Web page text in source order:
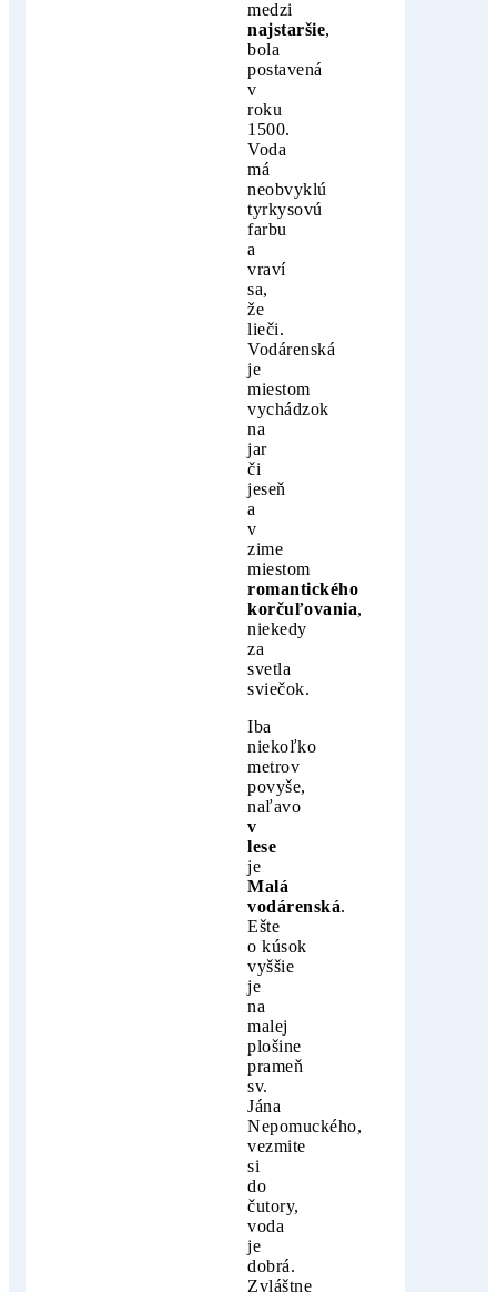
medzi
najstaršie,
bola
postavená
v
roku
1500.
Voda
má
neobvyklú
tyrkysovú
farbu
a
vraví
sa,
že
lieči.
Vodárenská
je
miestom
vychádzok
na
jar
či
jeseň
a
v
zime
miestom
romantického
korčuľovania,
niekedy
za
svetla
sviečok.
Iba
niekoľko
metrov
povyše,
naľavo
v
lese
je
Malá
vodárenská.
Ešte
o kúsok
vyššie
je
na
malej
plošine
prameň
sv.
Jána
Nepomuckého,
vezmite
si
do
čutory,
voda
je
dobrá.
Zvláštne